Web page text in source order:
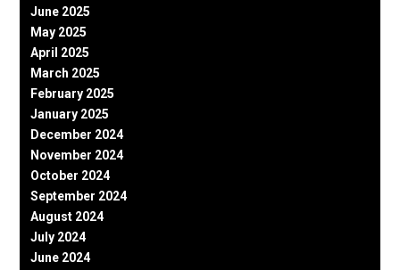
June 2025
May 2025
April 2025
March 2025
February 2025
January 2025
December 2024
November 2024
October 2024
September 2024
August 2024
July 2024
June 2024